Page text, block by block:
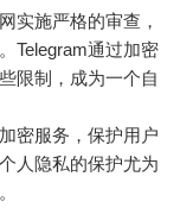
实施严格的审查，
Telegram通过加密
限制，成为一个自
密服务，保护用户
人隐私的保护尤为